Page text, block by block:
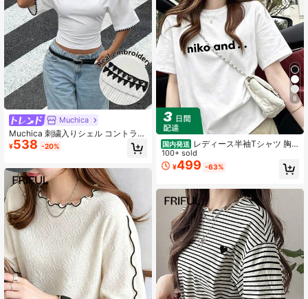
Muchica
Muchica 刺繍入りシェル コントラス
トトリム レディース夏新作 ストライ
プ ウエスト 半袖Tシャツ、デイリー
冬夏、クリスマス、新年、感謝祭、
パーティー、結婚式、ビーチ、卒業
式、ファッショナブル、エレガン
ト、カジュアル、お出かけ、デー
ト、予約、通勤、シャイニー、バレ
ンタインデー、エレガント、バケー
ション、カジュアル、Y2K、お出か
け、卒業式などのさまざまなシーン
に適しています。
¥538 -20%
8
国内発送 レディース半袖Tシャツ 胸
元niko and..ロゴプリント ゆったり
ルーズシルエット ナチュラルカジュ
アル夏トップス
100+ sold
¥499 -63%